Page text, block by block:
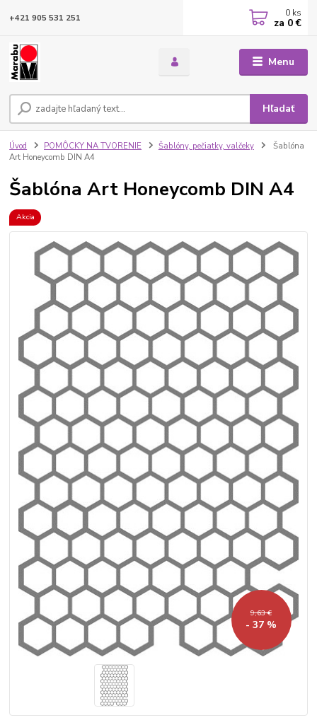
Menu
Hľadať
+421 905 531 251 0 ks
za 0 €
Úvod POMÔCKY NA TVORENIE Šablóny, pečiatky, valčeky
Šablóna
Art Honeycomb DIN A4
Šablóna Art Honeycomb DIN A4
Akcia
9,63 €
- 37 %